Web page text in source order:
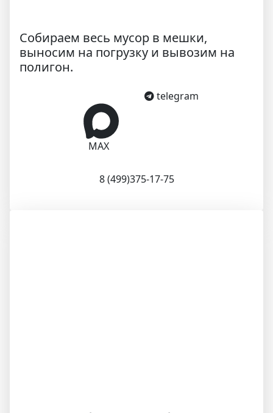
Собираем весь мусор в мешки,
выносим на погрузку и вывозим на
полигон.
MAX
telegram
8 (499)375-17-75